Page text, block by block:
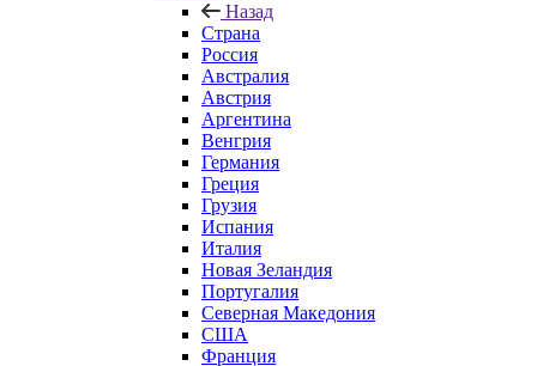
Назад
Страна
Россия
Австралия
Австрия
Аргентина
Венгрия
Германия
Греция
Грузия
Испания
Италия
Новая Зеландия
Португалия
Северная Македония
США
Франция